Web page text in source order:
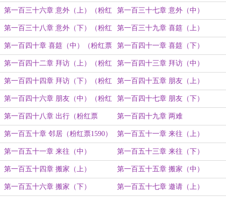
票1350）
第一百三十六章 意外（上）（粉红
票1380）
第一百三十七章 意外（中）
第一百三十八章 意外（下）（粉红
票1410）
第一百三十九章 喜筵（上）
第一百四十章 喜筵（中）（粉红票
1440）
第一百四十一章 喜筵（下）
第一百四十二章 拜访（上）（粉红
票1470）
第一百四十三章 拜访（中）
第一百四十四章 拜访（下）（粉红
票1500）
第一百四十五章 朋友（上）
第一百四十六章 朋友（中）（粉红
票1530）
第一百四十七章 朋友（下）
第一百四十八章 出行（粉红票
1560）
第一百四十九章 两难
第一百五十章 邻居（粉红票1590） 第一百五十一章 来往（上）
第一百五十一章 来往（中） 第一百五十三章 来往（下）
第一百五十四章 搬家（上） 第一百五十五章 搬家（中）
第一百五十六章 搬家（下） 第一百五十七章 邀请（上）